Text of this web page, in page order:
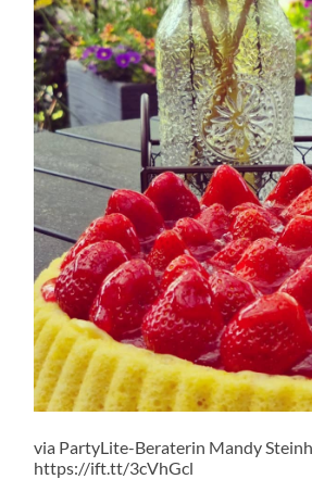
via PartyLite-Beraterin Mandy
https://ift.tt/3cVhGcl